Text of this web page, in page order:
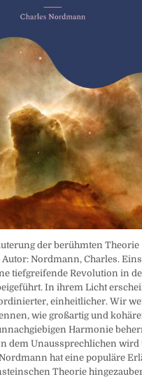
der berühmten Theorie
Nordmann, Charles.
tiefgreifende Revolution in
In ihrem Licht
einheitlicher. Wir
wie großartig und
Harmonie
dem Unaussprechlichen wird
hat eine populäre
Theorie